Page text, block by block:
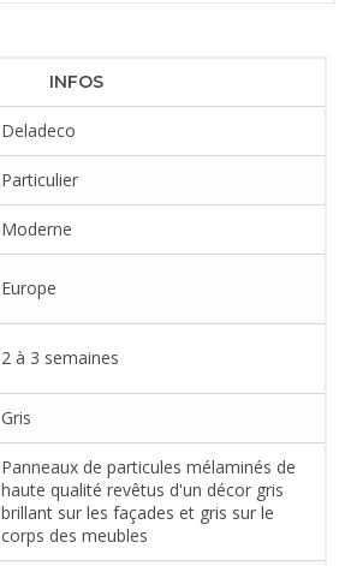
INFOS
Deladeco
Particulier
Moderne
Europe
2 à 3 semaines
Gris
Panneaux de particules mélaminés de
haute qualité revêtus d'un décor gris
brillant sur les façades et gris sur le
corps des meubles